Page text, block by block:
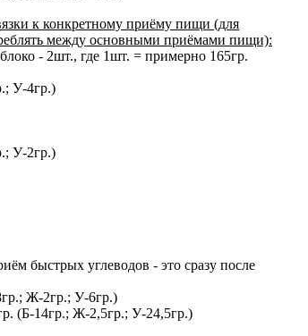
к конкретному приёму пищи (для
между основными приёмами пищи):
- 2шт., где 1шт. = примерно 165гр.
У-4гр.)
У-2гр.)
углеводов - это сразу после
Ж-2гр.; У-6гр.)
(Б-14гр.; Ж-2,5гр.; У-24,5гр.)